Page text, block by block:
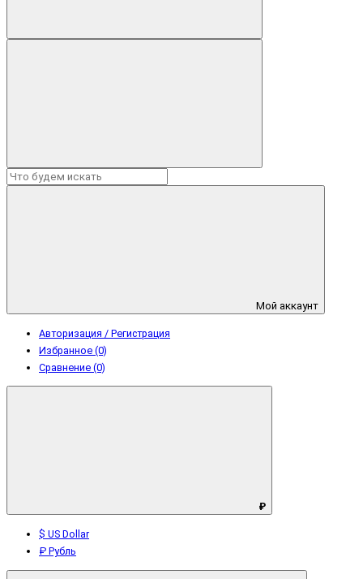
Мой аккаунт
Авторизация / Регистрация
Избранное (0)
Сравнение (0)
₽
$ US Dollar
₽ Рубль